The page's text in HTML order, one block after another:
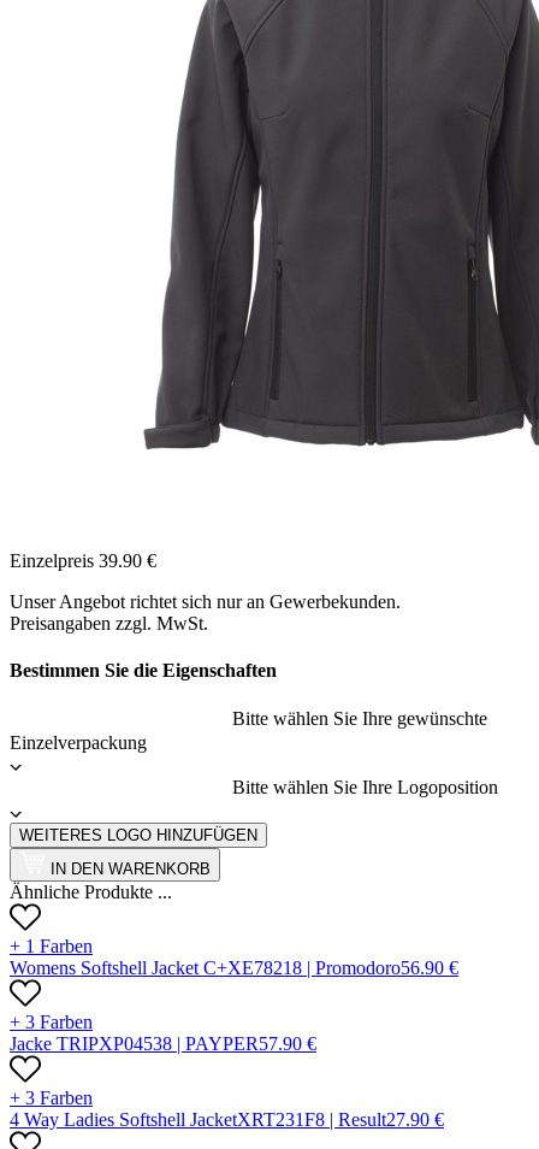
Einzelpreis 39.90 €
Unser Angebot richtet sich nur an Gewerbekunden.
Preisangaben zzgl. MwSt.
Bestimmen Sie die Eigenschaften
Bitte wählen Sie Ihre gewünschte
Einzelverpackung
Bitte wählen Sie Ihre Logoposition
WEITERES LOGO HINZUFÜGEN
IN DEN WARENKORB
Ähnliche Produkte ...
+ 1 Farben
Womens Softshell Jacket C+XE78218 | Promodoro56.90 €
+ 3 Farben
Jacke TRIPXP04538 | PAYPER57.90 €
+ 3 Farben
4 Way Ladies Softshell JacketXRT231F8 | Result27.90 €